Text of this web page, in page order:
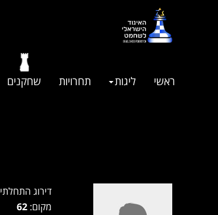
ראשי ליגות תחרויות שחקנים
דירוג התחלתי
מקום: 62